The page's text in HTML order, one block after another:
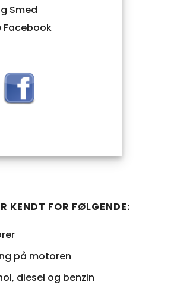
Smed
Facebook
KENDT FOR FØLGENDE:
på motoren
diesel og benzin